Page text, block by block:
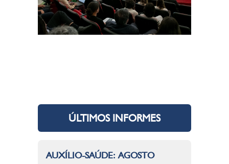
ÚLTIMOS INFORMES
AUXÍLIO-SAÚDE: AGOSTO